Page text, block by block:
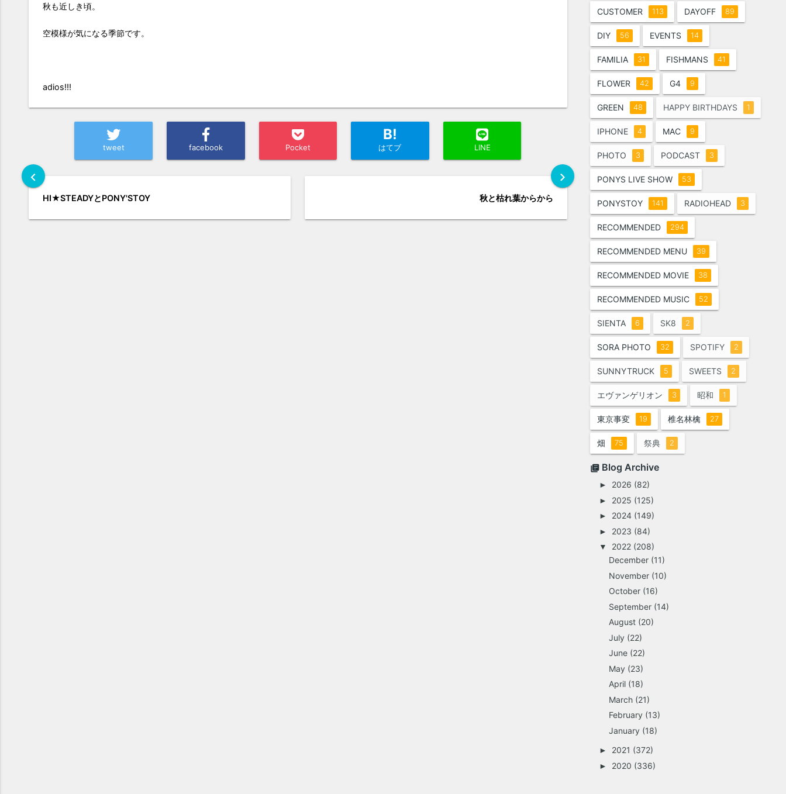
秋も近しき頃。
空模様が気になる季節です。
adios!!!
tweet facebook Pocket
B!
はてブ LINE
chevron_left
HI★STEADYとPONY'STOY
chevron_right
秋と枯れ葉からから
CUSTOMER 113 DAYOFF 89
DIY 56 EVENTS 14
FAMILIA 31 FISHMANS 41
FLOWER 42 G4 9
GREEN 48 HAPPY BIRTHDAYS 1
IPHONE 4 MAC 9
PHOTO 3 PODCAST 3
PONYS LIVE SHOW 53
PONYSTOY 141 RADIOHEAD 3
RECOMMENDED 294
RECOMMENDED MENU 39
RECOMMENDED MOVIE 38
RECOMMENDED MUSIC 52
SIENTA 6 SK8 2
SORA PHOTO 32 SPOTIFY 2
SUNNYTRUCK 5 SWEETS 2
エヴァンゲリオン 3 昭和 1
東京事変 19 椎名林檎 27
畑 75 祭典 2
Blog Archive
► 2026 (82)
► 2025 (125)
► 2024 (149)
► 2023 (84)
▼ 2022 (208)
December (11)
November (10)
October (16)
September (14)
August (20)
July (22)
June (22)
May (23)
April (18)
March (21)
February (13)
January (18)
► 2021 (372)
► 2020 (336)